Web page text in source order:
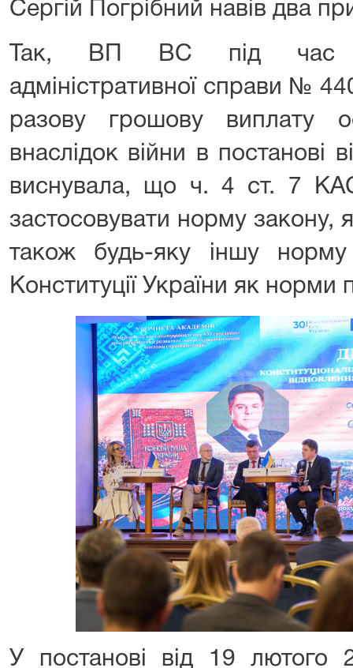
Сергій Погрібний навів два
Так, ВП ВС під час
адміністративної справи №
разову грошову виплату
внаслідок війни в постанові
виснувала, що ч. 4 ст. 7
застосовувати норму закону,
також будь-яку іншу
Конституції України як норми
У постанові від 19 лютого